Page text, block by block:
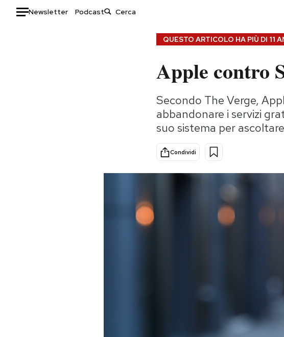
Newsletter Podcast
Consumismi
Storie/Idee
Ok Boomer!
Europa
Mondiali calcio 2026
QUESTO ARTICOLO HA PIÙ DI 11
Apple contro
Secondo The Verge,
abbandonare i servizi
suo sistema per
Condividi